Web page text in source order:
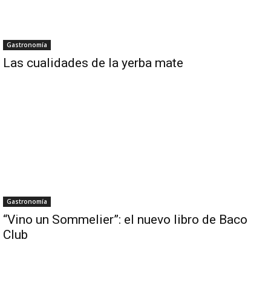
Gastronomía
Las cualidades de la yerba mate
Gastronomía
“Vino un Sommelier”: el nuevo libro de Baco
Club